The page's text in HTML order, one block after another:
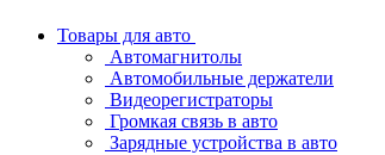
Товары для авто
Автомагнитолы
Автомобильные держатели
Видеорегистраторы
Громкая связь в авто
Зарядные устройства в авто